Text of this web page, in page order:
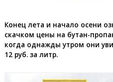
Конец лета и начало осени
скачком цены на бутан-
когда однажды утром они
12 руб. за литр.